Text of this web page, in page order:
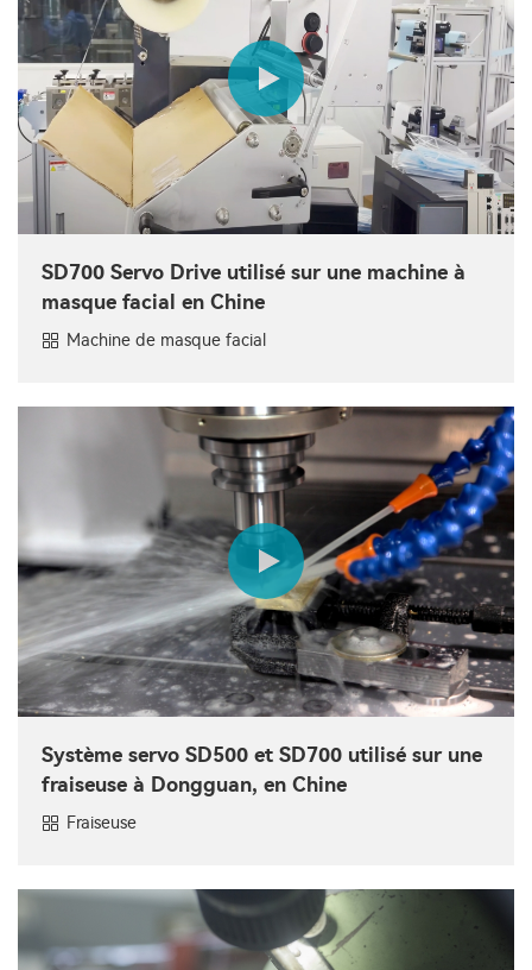
SD700 Servo Drive utilisé sur une machine à
masque facial en Chine
Machine de masque facial
Système servo SD500 et SD700 utilisé sur une
fraiseuse à Dongguan, en Chine
Fraiseuse